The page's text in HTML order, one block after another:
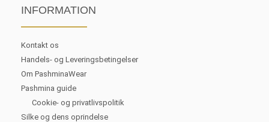
INFORMATION
Kontakt os
Handels- og Leveringsbetingelser
Om PashminaWear
Pashmina guide
Cookie- og privatlivspolitik
Silke og dens oprindelse